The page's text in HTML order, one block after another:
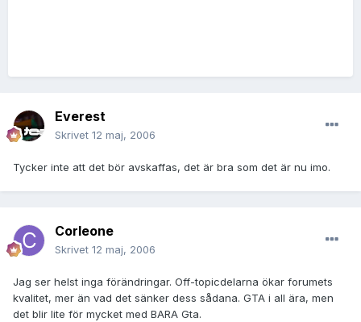
Everest
Skrivet 12 maj, 2006
Tycker inte att det bör avskaffas, det är bra som det är nu imo.
Corleone
Skrivet 12 maj, 2006
Jag ser helst inga förändringar. Off-topicdelarna ökar forumets
kvalitet, mer än vad det sänker dess sådana. GTA i all ära, men
det blir lite för mycket med BARA Gta.